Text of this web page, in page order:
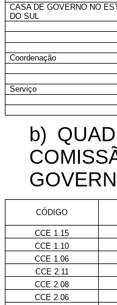
CASA DE GOVERNO NO
DO SUL
Coordenação
Serviço
b)
CÓDIGO
CCE 1.15
CCE 1.10
CCE 1.06
CCE 2.11
CCE 2.08
CCE 2.06